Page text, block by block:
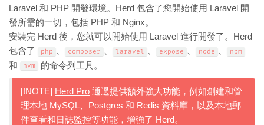
Laravel 和 PHP 開發環境。Herd 包含了您開始使用 Laravel 開
發所需的一切，包括 PHP 和 Nginx。
安裝完 Herd 後，您就可以開始使用 Laravel 進行開發了。Herd
包含了
php 、 composer 、 laravel 、 expose 、 node 、 npm
和 nvm 的命令列工具。
[!NOTE] Herd Pro 通過提供額外強大功能，例如創建和管
理本地 MySQL、Postgres 和 Redis 資料庫，以及本地郵
件查看和日誌監控等功能，增強了 Herd。